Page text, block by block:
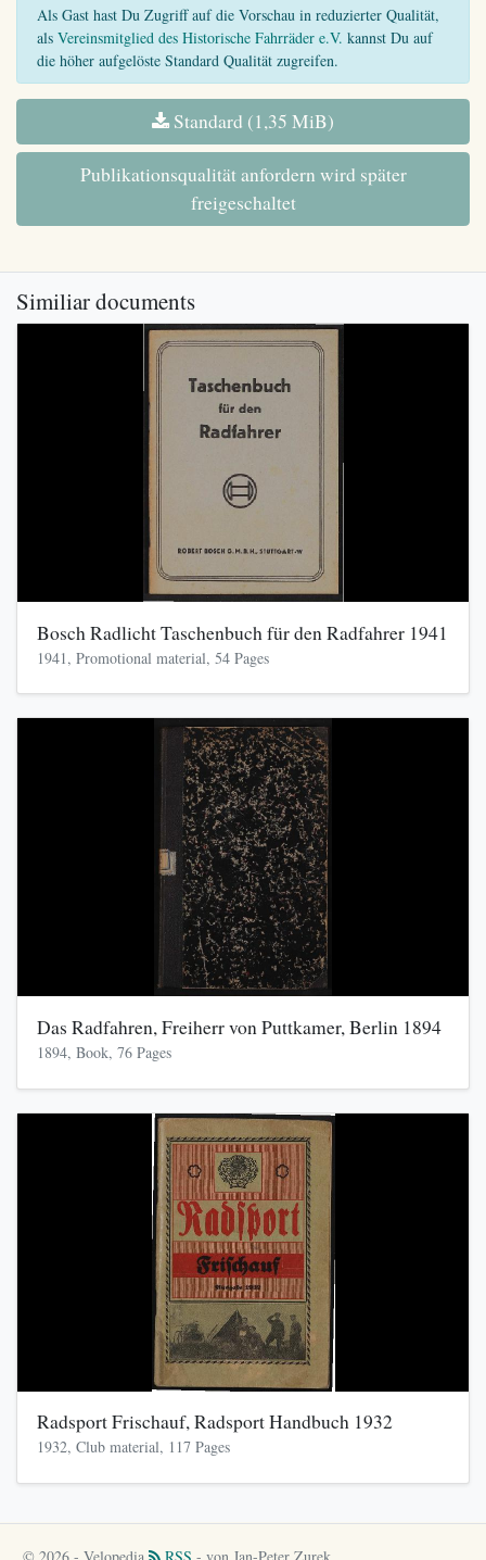
Als Gast hast Du Zugriff auf die Vorschau in reduzierter Qualität,
als Vereinsmitglied des Historische Fahrräder e.V. kannst Du auf
die höher aufgelöste Standard Qualität zugreifen.
Standard (1,35 MiB)
Publikationsqualität anfordern wird später
freigeschaltet
Similiar documents
Bosch Radlicht Taschenbuch für den Radfahrer 1941
1941, Promotional material, 54 Pages
Das Radfahren, Freiherr von Puttkamer, Berlin 1894
1894, Book, 76 Pages
Radsport Frischauf, Radsport Handbuch 1932
1932, Club material, 117 Pages